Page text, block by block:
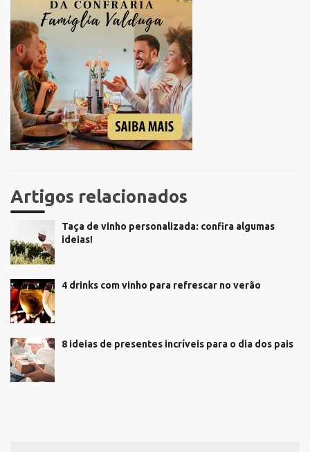
Artigos relacionados
Taça de vinho personalizada: confira algumas
ideias!
4 drinks com vinho para refrescar no verão
8 ideias de presentes incríveis para o dia dos pais